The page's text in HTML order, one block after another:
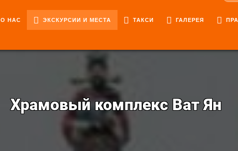
О НАС ЭКСКУРСИИ И МЕСТА ТАКСИ ГАЛЕРЕЯ
Храмовый комплекс Ват Ян